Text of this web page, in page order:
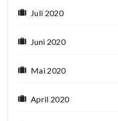
Juli 2020
Juni 2020
Mai 2020
April 2020